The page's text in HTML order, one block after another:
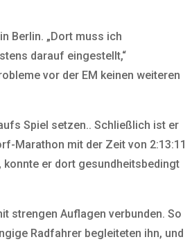
Berlin. „Dort muss ich
darauf eingestellt,“
vor der EM keinen weiteren
Spiel setzen.. Schließlich ist er
Marathon mit der Zeit von 2:13:11
konnte er dort gesundheitsbedingt
strengen Auflagen verbunden. So
Radfahrer begleiteten ihn, und